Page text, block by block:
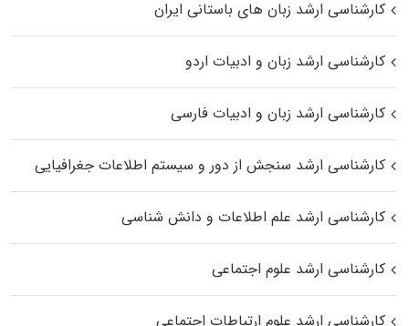
کارشناسی ارشد زبان‌ های باستانی ایران
کارشناسی ارشد زبان و ادبیات اردو
کارشناسی ارشد زبان و ادبیات فارسی
کارشناسی ارشد سنجش از دور و سیستم اطلاعات جغرافیایی
کارشناسی ارشد علم اطلاعات و دانش شناسی
کارشناسی ارشد علوم اجتماعی
کارشناسی ارشد علوم ارتباطات اجتماعی